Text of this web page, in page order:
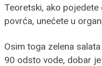
Teoretski, ako
povrća, unećete u
Osim toga zelena
90 odsto vode, dobar